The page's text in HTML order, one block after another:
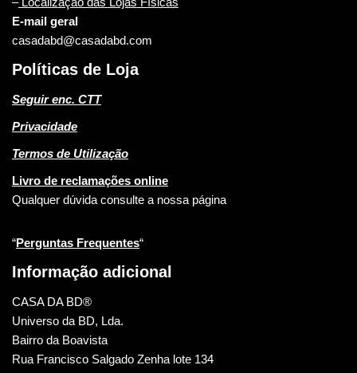
E-mail geral
casadabd@casadabd.com
Políticas de Loja
Seguir enc. CTT
Privacidade
Termos de Utilização
Livro de reclamações online
Qualquer dúvida consulte a nossa página
“Perguntas Frequentes“
Informação adicional
CASA DA BD®
Universo da BD, Lda.
Bairro da Boavista
Rua Francisco Salgado Zenha lote 134